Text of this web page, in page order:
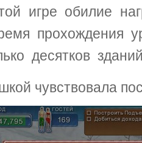
игре обилие
прохождения
десятков
чувствовала